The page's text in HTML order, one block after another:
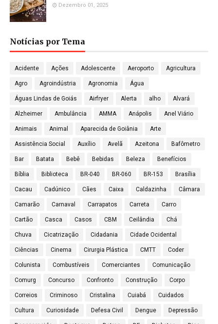
Dezembro 01, 2025
Notícias por Tema
Acidente Ações Adolescente Aeroporto Agricultura
Agro Agroindústria Agronomia Água
Águas Lindas de Goiás Airfryer Alerta alho Alvará
Alzheimer Ambulância AMMA Anápolis Anel Viário
Animais Animal Aparecida de Goiânia Arte
Assistência Social Auxílio Avelã Azeitona Bafômetro
Bar Batata Bebê Bebidas Beleza Benefícios
Bíblia Biblioteca BR-040 BR-060 BR-153 Brasília
Cacau Cadúnico Cães Caixa Caldazinha Câmara
Camarão Carnaval Carrapatos Carreta Carro
Cartão Casca Casos CBM Ceilândia Chá
Chuva Cicatrização Cidadania Cidade Ocidental
Ciências Cinema Cirurgia Plástica CMTT Coder
Colunista Combustíveis Comerciantes Comunicação
Comurg Concurso Confronto Construção Corpo
Correios Criminoso Cristalina Cuiabá Cuidados
Cultura Curiosidade Defesa Civil Dengue Depressão